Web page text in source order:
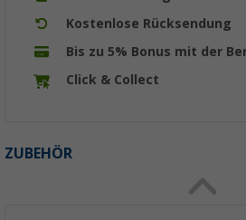
Kostenlose Rücksendung
Bis zu 5% Bonus mit der
Click & Collect
ZUBEHÖR